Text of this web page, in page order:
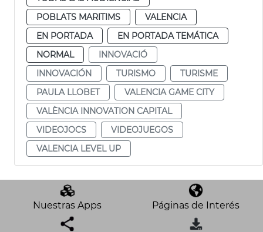
POBLATS MARITIMS
VALENCIA
EN PORTADA
EN PORTADA TEMÁTICA
NORMAL
INNOVACIÓ
INNOVACIÓN
TURISMO
TURISME
PAULA LLOBET
VALENCIA GAME CITY
VALÈNCIA INNOVATION CAPITAL
VIDEOJOCS
VIDEOJUEGOS
VALENCIA LEVEL UP
Nuestras Apps Páginas de Interés